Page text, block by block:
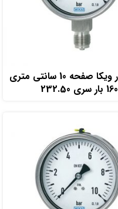
گیج فشار ویکا صفحه 10 سانتی متری
160 بار سری 232.50